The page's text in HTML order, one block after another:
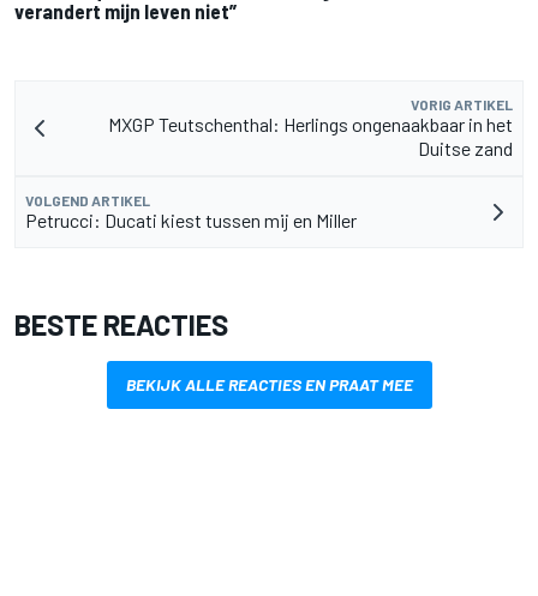
verandert mijn leven niet”
VORIG ARTIKEL
MXGP Teutschenthal: Herlings ongenaakbaar in het
Duitse zand
VOLGEND ARTIKEL
Petrucci: Ducati kiest tussen mij en Miller
BESTE REACTIES
BEKIJK ALLE REACTIES EN PRAAT MEE